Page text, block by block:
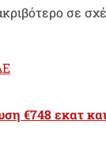
σε
€748 εκατ